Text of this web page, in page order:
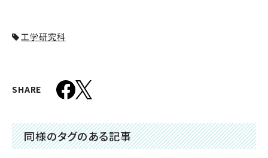
工学研究科
SHARE
同様のタグのある記事